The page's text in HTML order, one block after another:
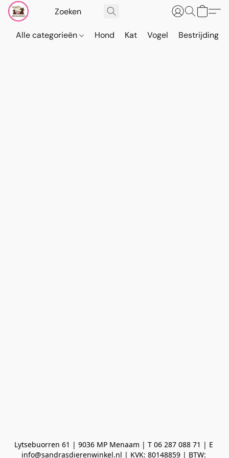
Alle categorieën Hond Kat Vogel Bestrijding
Lytsebuorren 61 | 9036 MP Menaam | T 06 287 088 71 | E
info@sandrasdierenwinkel.nl | KVK: 80148859 | BTW: